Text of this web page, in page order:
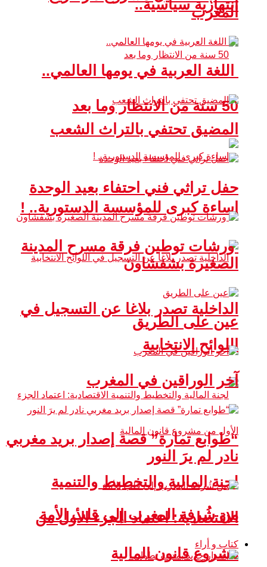
انتهازية سياسية..
50 سنة من الانتظار وما بعد
إساءة كبرى للمؤسسة الدستورية.. !
الداخلية تصدر بلاغا عن التسجيل في
اللوائح الانتخابية
لجنة المالية والتخطيط والتنمية
الاقتصادية: اعتماد الجزء الأول من
مشروع قانون المالية
المغرب
اللغة العربية في يومها العالمي..
المضيق تحتفي بالتراث الشعب
حفل تراثي فني احتفاء بعيد الوحدة
ورشات توطين فرقة مسرح المدينة
الصغيرة بشفشاون
عين على الطريق
آخر الوراقين في المغرب
“طوابع تمارة” قصة إصدار بريد مغربي
نادر لم يرَ النور
من شُرفة المغرب إلى قلب الأمة
كتاب و أراء